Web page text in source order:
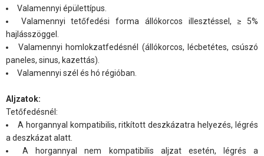
Valamennyi épülettípus.
Valamennyi tetőfedési forma állókorcos illesztéssel, ≥ 5%
hajlásszöggel.
Valamennyi homlokzatfedésnél (állókorcos, lécbetétes, csúszó
paneles, sinus, kazettás).
Valamennyi szél és hó régióban.
Aljzatok:
Tetőfedésnél:
A horgannyal kompatibilis, ritkított deszkázatra helyezés, légrés
a deszkázat alatt.
A horgannyal nem kompatibilis aljzat esetén, légrés a